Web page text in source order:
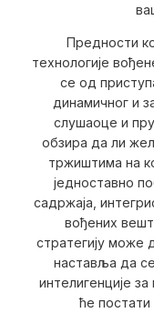
Предности
технологије
се од
динамичног и
слушаоце и
обзира да ли
тржиштима на
једноставно
садржаја,
вођених
стратегију може
наставља да
интелигенције
ће